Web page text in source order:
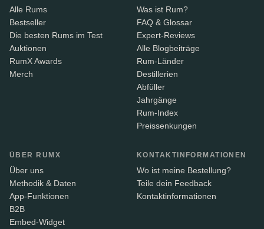
Alle Rums
Bestseller
Die besten Rums im Test
Auktionen
RumX Awards
Merch
Was ist Rum?
FAQ & Glossar
Expert-Reviews
Alle Blogbeiträge
Rum-Länder
Destillerien
Abfüller
Jahrgänge
Rum-Index
Preissenkungen
ÜBER RUMX
Über uns
Methodik & Daten
App-Funktionen
B2B
Embed-Widget
KONTAKTINFORMATIONEN
Wo ist meine Bestellung?
Teile dein Feedback
Kontaktinformationen